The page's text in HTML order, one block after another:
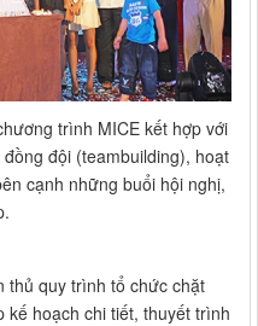
trình MICE kết hợp với
đội (teambuilding), hoạt
cạnh những buổi hội nghị,
quy trình tổ chức chặt
hoạch chi tiết, thuyết trình